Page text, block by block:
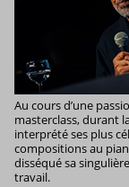
Au cours d’une
masterclass, durant
interprété ses plus
compositions au
disséqué sa
travail.